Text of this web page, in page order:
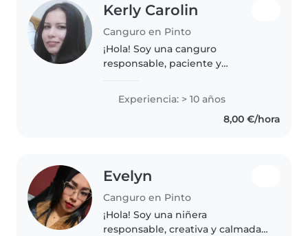
Kerly Carolin
Canguro en Pinto
¡Hola! Soy una canguro
responsable, paciente y
de experiencia cuidando niños
en edad preescolar. Me encanta
dibujar, hacer manualidades y
Experiencia: > 10 años
8,00 €/hora
Evelyn
Canguro en Pinto
¡Hola! Soy una niñera
responsable, creativa y calmada